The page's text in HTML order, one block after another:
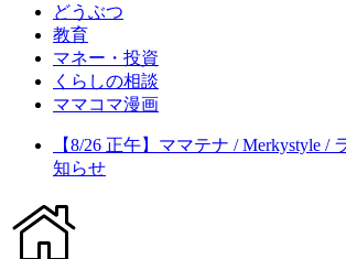
どうぶつ
教育
マネー・投資
くらしの相談
ママコマ漫画
【8/26 正午】ママテナ / Merkystyle /
知らせ